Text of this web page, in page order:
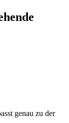
genau zu der